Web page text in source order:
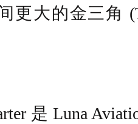
更大的金三角
是 Luna